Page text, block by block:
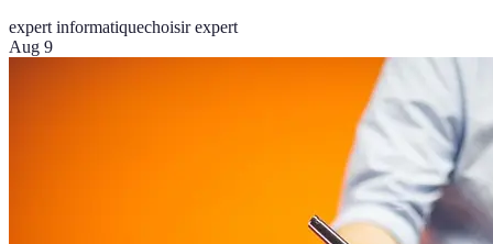
expert informatiquechoisir expert
Aug 9